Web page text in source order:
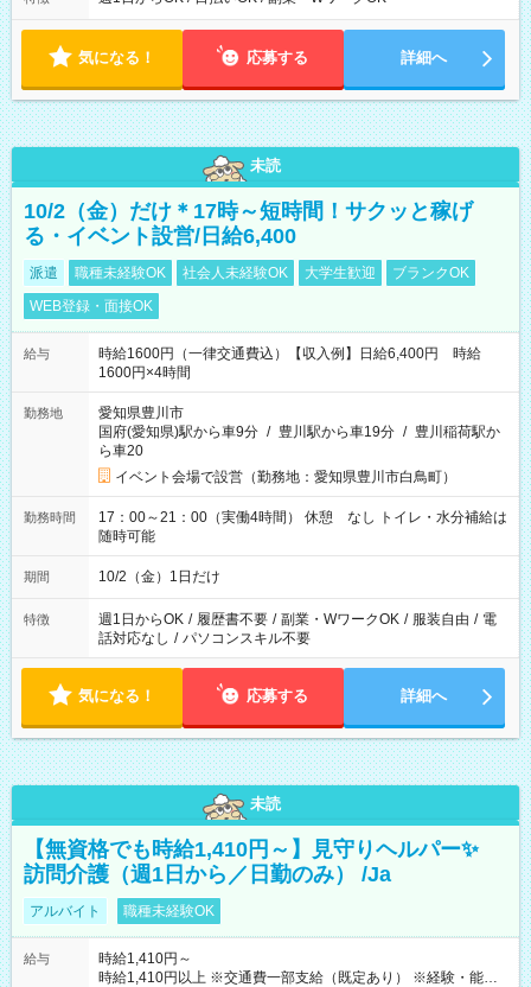
定（毎週同じ曜日勤務）
気になる！ 応募する 詳細へ
未読
10/2（金）だけ＊17時～短時間！サクッと稼げ
る・イベント設営/日給6,400
派遣 職種未経験OK 社会人未経験OK 大学生歓迎
ブランクOK
WEB登録・面接OK
給与
時給1600円（一律交通費込）【収入例】日給6,400円 時給
1600円×4時間
勤務地
愛知県豊川市
国府(愛知県)駅から車9分 / 豊川駅から車19分 / 豊川稲荷駅か
ら車20
イベント会場で設営（勤務地：愛知県豊川市白鳥町）
勤務時間
17：00～21：00（実働4時間） 休憩 なし トイレ・水分補給は
随時可能
期間 10/2（金）1日だけ
特徴 週1日からOK / 履歴書不要 / 副業・WワークOK / 服装自由 / 電
話対応なし / パソコンスキル不要
気になる！ 応募する 詳細へ
未読
【無資格でも時給1,410円～】見守りヘルパー✨
訪問介護（週1日から／日勤のみ） /Ja
アルバイト 職種未経験OK
給与
時給1,410円～
時給1,410円以上 ※交通費一部支給（既定あり） ※経験・能力を